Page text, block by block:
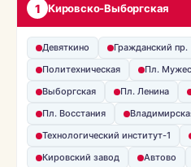
1 Кировско-Выборгская
Девяткино Гражданский пр.
Политехническая
Пл.
Выборгская
Пл. Ленина
Пл. Восстания
Технологический институт-1
Кировский завод
Автово